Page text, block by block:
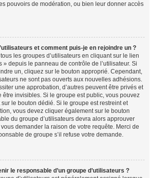
pouvoirs de modération, ou bien leur donner accès
et comment puis-je en rejoindre un ?
les groupes d’utilisateurs en cliquant sur le lien
» depuis le panneau de contrôle de l’utilisateur. Si
un, cliquez sur le bouton approprié. Cependant,
ne sont pas ouverts aux nouvelles adhésions.
une approbation, d’autres peuvent être privés et
être invisibles. Si le groupe est public, vous pouvez
le bouton dédié. Si le groupe est restreint et
vous devez cliquer également sur le bouton
du groupe d’utilisateurs devra alors approuver
demander la raison de votre requête. Merci de
de groupe s’il refuse votre demande.
le responsable d’un groupe d’utilisateurs ?